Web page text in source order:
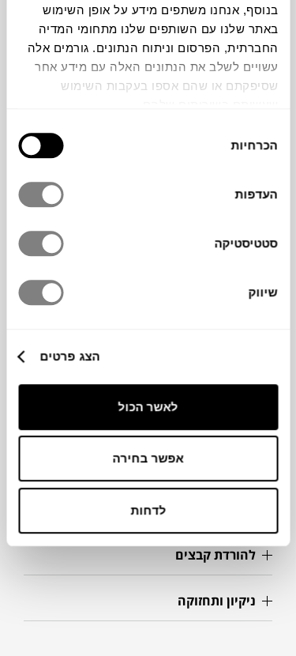
בנוסף, אנחנו משתפים מידע על אופן השימוש
באתר שלנו עם השותפים שלנו מתחומי המדיה
החברתית, הפרסום וניתוח הנתונים. גורמים אלה
עשויים לשלב את הנתונים האלה עם מידע אחר
שסיפקתם או שהם אספו בעקבות השימוש
הסכמה
הכרחיות
העדפות
סטטיסטיקה
שיווק
הצג פרטים
לאשר הכול
אפשר בחירה
לדחות
הספה הנפתחת REVOLVE למותג הקרואטי
Prostoria זוכת פרס העיצוב Red Dot לשנת
2012, עוצבה על ידי Numen/ForUse ו- I.
Borovnjak & R. Bratović. הספה הופכת
פשוט של גב הספה ב-180 מעלות. מתאימה
למגוון רב של חללים- למשרד, לבית ולמקומות
מעצב
מצב סגור- 210X112X76H מצב פתוח-
מידע על חומרים
להורדת קבצים
ניקיון ותחזוקה